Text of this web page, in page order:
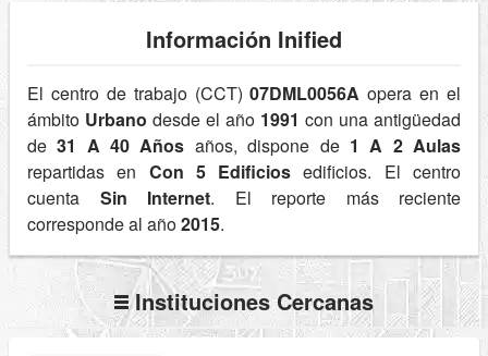
Información Inified
El centro de trabajo (CCT)07DML0056A opera en el
ámbito Urbano desde el año 1991 con una antigüedad
de31 A 40 Años años, dispone de 1 A 2 Aulas
repartidas en Con 5 Edificios edificios. El centro
cuenta Sin Internet. El reporte más reciente
corresponde al año2015.
Instituciones Cercanas